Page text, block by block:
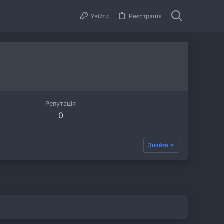
Увійти Реєстрація
Репутація
0
Знайти